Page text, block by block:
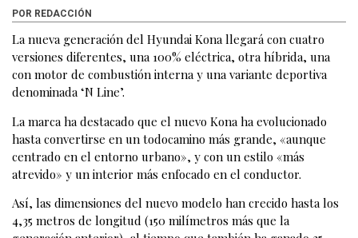
POR REDACCIÓN
La nueva generación del Hyundai Kona llegará con cuatro
versiones diferentes, una 100% eléctrica, otra híbrida, una
con motor de combustión interna y una variante deportiva
denominada ‘N Line’.
La marca ha destacado que el nuevo Kona ha evolucionado
hasta convertirse en un todocamino más grande, «aunque
centrado en el entorno urbano», y con un estilo «más
atrevido» y un interior más enfocado en el conductor.
Así, las dimensiones del nuevo modelo han crecido hasta los
4,35 metros de longitud (150 milímetros más que la